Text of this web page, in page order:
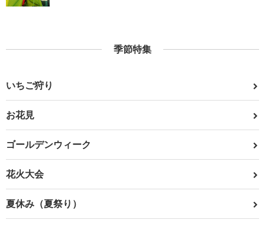
季節特集
いちご狩り
お花見
ゴールデンウィーク
花火大会
夏休み（夏祭り）